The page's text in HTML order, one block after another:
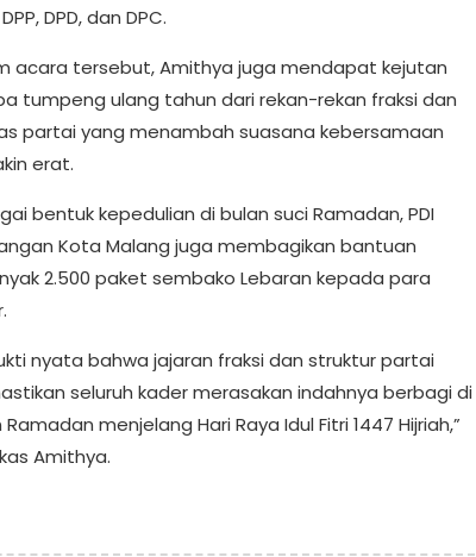
DPD, dan DPC.
acara tersebut, Amithya juga mendapat kejutan
tumpeng ulang tahun dari rekan-rekan fraksi dan
partai yang menambah suasana kebersamaan
erat.
bentuk kepedulian di bulan suci Ramadan, PDI
Kota Malang juga membagikan bantuan
2.500 paket sembako Lebaran kepada para
nyata bahwa jajaran fraksi dan struktur partai
seluruh kader merasakan indahnya berbagi di
menjelang Hari Raya Idul Fitri 1447 Hijriah,”
Amithya.